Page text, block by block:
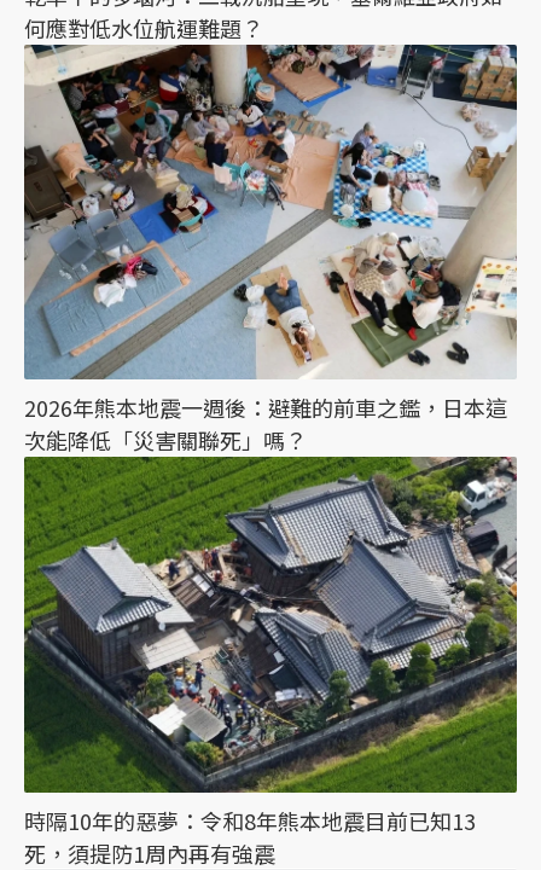
何應對低水位航運難題？
2026年熊本地震一週後：避難的前車之鑑，日本這
次能降低「災害關聯死」嗎？
時隔10年的惡夢：令和8年熊本地震目前已知13
死，須提防1周內再有強震